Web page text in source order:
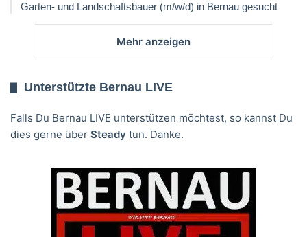
Garten- und Landschaftsbauer (m/w/d) in Bernau gesucht
Mehr anzeigen
Unterstützte Bernau LIVE
Falls Du Bernau LIVE unterstützen möchtest, so kannst Du
dies gerne über Steady tun. Danke.